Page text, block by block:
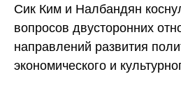
Сик Ким и Налбандян
вопросов двусторонних
направлений развития
экономического и